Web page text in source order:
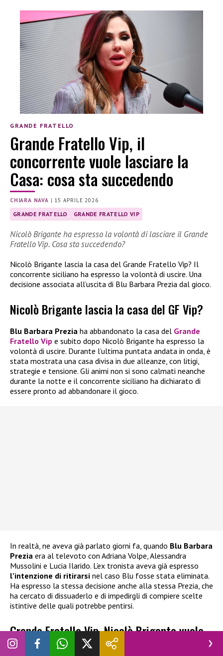
GRANDE FRATELLO
Grande Fratello Vip, il
concorrente vuole lasciare la
Casa: cosa sta succedendo
CHIARA NAVA | 15 APRILE 2026
GRANDE FRATELLO GRANDE FRATELLO VIP
Nicolò Brigante ha espresso la volontà di lasciare il Grande
Fratello Vip. Cosa sta succedendo?
Nicolò Brigante lascia la casa del Grande Fratello Vip? Il
concorrente siciliano ha espresso la volontà di uscire. Una
decisione associata all’uscita di Blu Barbara Prezia dal gioco.
Nicolò Brigante lascia la casa del GF Vip?
Blu Barbara Prezia ha abbandonato la casa del Grande
Fratello Vip e subito dopo Nicolò Brigante ha espresso la
volontà di uscire. Durante l’ultima puntata andata in onda, è
stata mostrata una casa divisa in due alleanze, con litigi,
strategie e tensione. Gli animi non si sono calmati neanche
durante la notte e il concorrente siciliano ha dichiarato di
essere pronto ad abbandonare il gioco.
In realtà, ne aveva già parlato giorni fa, quando Blu Barbara
Prezia era al televoto con Adriana Volpe, Alessandra
Mussolini e Lucia Ilarido. L’ex tronista aveva già espresso
l’intenzione di ritirarsi nel caso Blu fosse stata eliminata.
Ha espresso la stessa decisione anche alla stessa Prezia, che
ha cercato di dissuaderlo e di impedirgli di compiere scelte
istintive delle quali potrebbe pentirsi.
Grande Fratello Vip, Nicolò Brigante vuole
abbandonare: cosa è successo